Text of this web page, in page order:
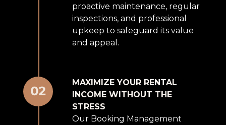
proactive maintenance, regular
inspections, and professional
upkeep to safeguard its value
and appeal.
MAXIMIZE YOUR RENTAL
INCOME WITHOUT THE
STRESS
Our Booking Management